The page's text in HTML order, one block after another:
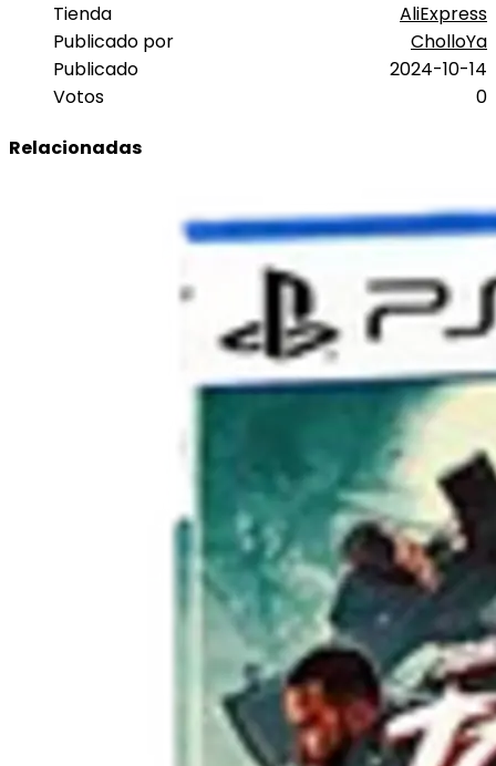
Tienda
AliExpress
Publicado por
CholloYa
Publicado
2024-10-14
Votos
0
Relacionadas